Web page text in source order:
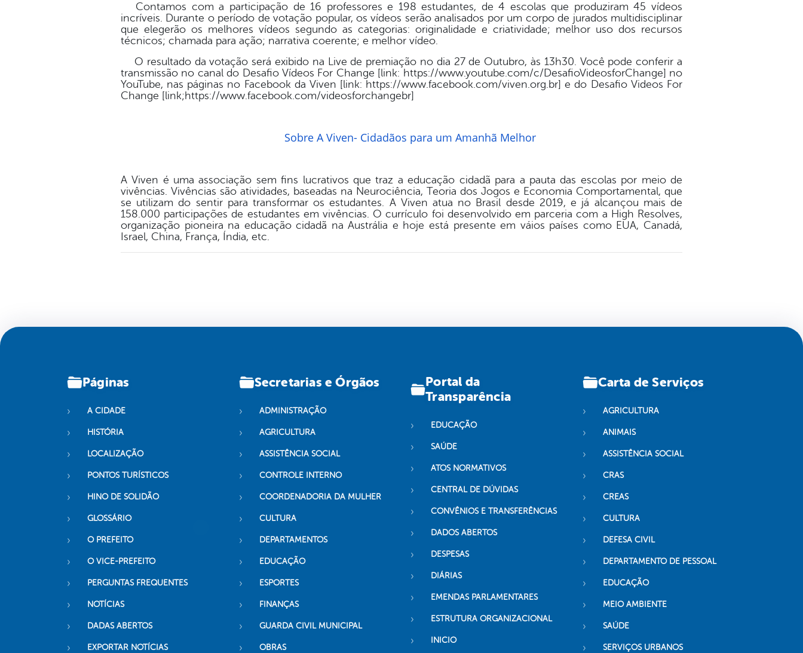
Contamos com a participação de 16 professores e 198 estudantes, de 4 escolas que produziram 45 vídeos
incríveis. Durante o período de votação popular, os vídeos serão analisados por um corpo de jurados multidisciplinar
que elegerão os melhores vídeos segundo as categorias: originalidade e criatividade; melhor uso dos recursos
técnicos; chamada para ação; narrativa coerente; e melhor vídeo.
O resultado da votação será exibido na Live de premiação no dia 27 de Outubro, às 13h30. Você pode conferir a
transmissão no canal do Desafio Vídeos For Change [link: https://www.youtube.com/c/DesafioVideosforChange] no
YouTube, nas páginas no Facebook da Viven [link: https://www.facebook.com/viven.org.br] e do Desafio Videos For
Change [link;https://www.facebook.com/videosforchangebr]
Sobre A Viven- Cidadãos para um Amanhã Melhor
A Viven é uma associação sem fins lucrativos que traz a educação cidadã para a pauta das escolas por meio de
vivências. Vivências são atividades, baseadas na Neurociência, Teoria dos Jogos e Economia Comportamental, que
se utilizam do sentir para transformar os estudantes. A Viven atua no Brasil desde 2019, e já alcançou mais de
158.000 participações de estudantes em vivências. O currículo foi desenvolvido em parceria com a High Resolves,
organização pioneira na educação cidadã na Austrália e hoje está presente em váios países como EUA, Canadá,
Israel, China, França, Índia, etc.
Páginas
A CIDADE
HISTÓRIA
LOCALIZAÇÃO
PONTOS TURÍSTICOS
HINO DE SOLIDÃO
GLOSSÁRIO
O PREFEITO
O VICE-PREFEITO
PERGUNTAS FREQUENTES
NOTÍCIAS
DADAS ABERTOS
EXPORTAR NOTÍCIAS
Secretarias e Órgãos
ADMINISTRAÇÃO
AGRICULTURA
ASSISTÊNCIA SOCIAL
CONTROLE INTERNO
COORDENADORIA DA MULHER
CULTURA
DEPARTAMENTOS
EDUCAÇÃO
ESPORTES
FINANÇAS
GUARDA CIVIL MUNICIPAL
OBRAS
Portal da
Transparência
EDUCAÇÃO
SAÚDE
ATOS NORMATIVOS
CENTRAL DE DÚVIDAS
CONVÊNIOS E TRANSFERÊNCIAS
DADOS ABERTOS
DESPESAS
DIÁRIAS
EMENDAS PARLAMENTARES
ESTRUTURA ORGANIZACIONAL
INICIO
Carta de Serviços
AGRICULTURA
ANIMAIS
ASSISTÊNCIA SOCIAL
CRAS
CREAS
CULTURA
DEFESA CIVIL
DEPARTAMENTO DE PESSOAL
EDUCAÇÃO
MEIO AMBIENTE
SAÚDE
SERVIÇOS URBANOS